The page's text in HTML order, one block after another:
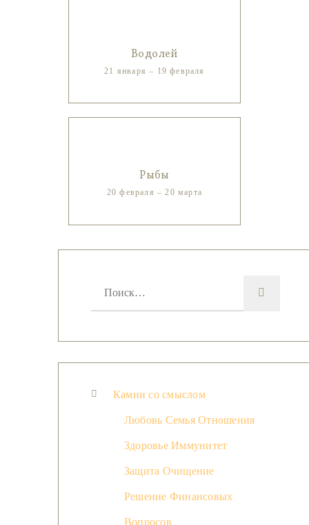
Водолей
21 января – 19 февраля
Рыбы
20 февраля – 20 марта
Камни со смыслом
Любовь Семья Отношения
Здоровье Иммунитет
Защита Очищение
Решение Финансовых
Вопросов